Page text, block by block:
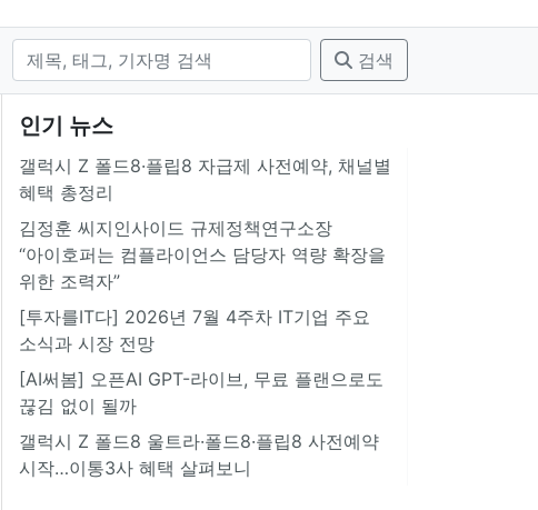
검색
인기 뉴스
갤럭시 Z 폴드8·플립8 자급제 사전예약, 채널별
혜택 총정리
김정훈 씨지인사이드 규제정책연구소장
“아이호퍼는 컴플라이언스 담당자 역량 확장을
위한 조력자”
[투자를IT다] 2026년 7월 4주차 IT기업 주요
소식과 시장 전망
[AI써봄] 오픈AI GPT-라이브, 무료 플랜으로도
끊김 없이 될까
갤럭시 Z 폴드8 울트라·폴드8·플립8 사전예약
시작…이통3사 혜택 살펴보니